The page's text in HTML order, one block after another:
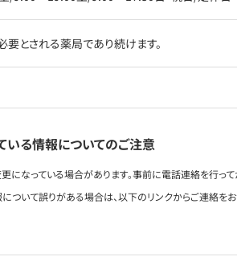
とされる薬局であり続けます。
いる情報についてのご注意
になっている場合があります。事前に電話連絡を行っ
について誤りがある場合は、以下のリンクからご連絡を